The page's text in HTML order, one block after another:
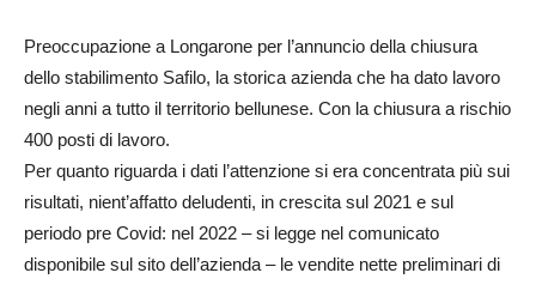
Preoccupazione a Longarone per l’annuncio della chiusura
dello stabilimento Safilo, la storica azienda che ha dato lavoro
negli anni a tutto il territorio bellunese. Con la chiusura a rischio
400 posti di lavoro.
Per quanto riguarda i dati l’attenzione si era concentrata più sui
risultati, nient’affatto deludenti, in crescita sul 2021 e sul
periodo pre Covid: nel 2022 – si legge nel comunicato
disponibile sul sito dell’azienda – le vendite nette preliminari di